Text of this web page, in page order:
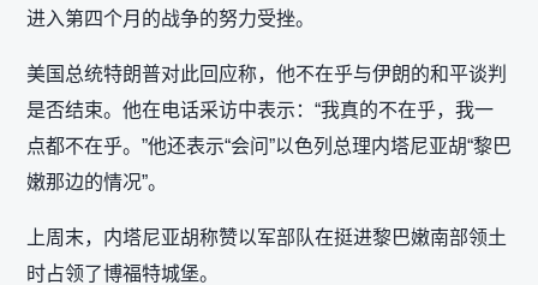
进入第四个月的战争的努力受挫。
美国总统特朗普对此回应称，他不在乎与伊朗的和平谈判
是否结束。他在电话采访中表示：“我真的不在乎，我一
点都不在乎。”他还表示“会问”以色列总理内塔尼亚胡“黎巴
嫩那边的情况”。
上周末，内塔尼亚胡称赞以军部队在挺进黎巴嫩南部领土
时占领了博福特城堡。